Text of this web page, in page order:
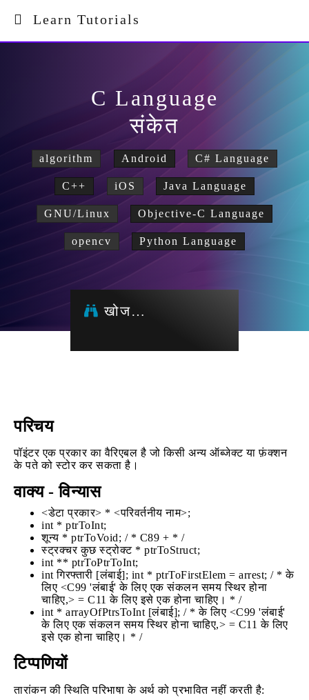
Learn Tutorials
C Language
संकेत
algorithm Android C# Language
C++ iOS Java Language
GNU/Linux Objective-C Language
opencv Python Language
खोज…
परिचय
पॉइंटर एक प्रकार का वैरिएबल है जो किसी अन्य ऑब्जेक्ट या फ़ंक्शन
के पते को स्टोर कर सकता है।
वाक्य - विन्यास
<डेटा प्रकार> * <परिवर्तनीय नाम>;
int * ptrToInt;
शून्य * ptrToVoid; / * C89 + * /
स्ट्रक्चर कुछ स्ट्रोक्ट * ptrToStruct;
int ** ptrToPtrToInt;
int गिरफ्तारी [लंबाई]; int * ptrToFirstElem = arrest; / * के
लिए <C99 'लंबाई' के लिए एक संकलन समय स्थिर होना
चाहिए,> = C11 के लिए इसे एक होना चाहिए। * /
int * arrayOfPtrsToInt [लंबाई]; / * के लिए <C99 'लंबाई'
के लिए एक संकलन समय स्थिर होना चाहिए,> = C11 के लिए
इसे एक होना चाहिए। * /
टिप्पणियों
तारांकन की स्थिति परिभाषा के अर्थ को प्रभावित नहीं करती है: